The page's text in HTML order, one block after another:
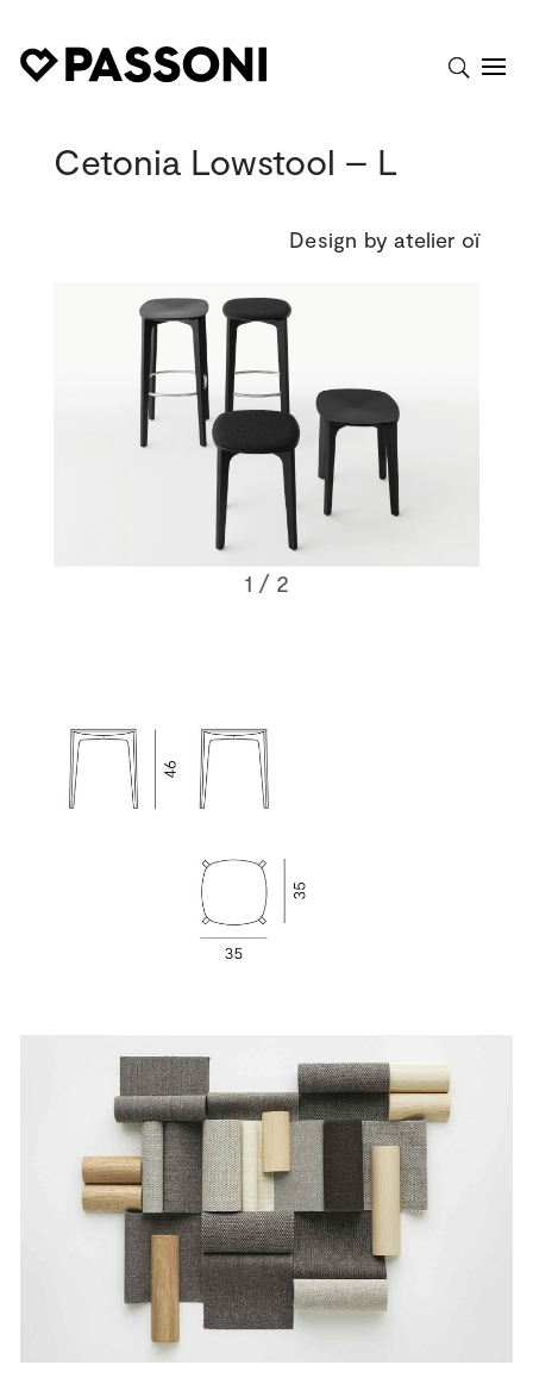
Cetonia Lowstool – L
Design by atelier oï
1 / 2